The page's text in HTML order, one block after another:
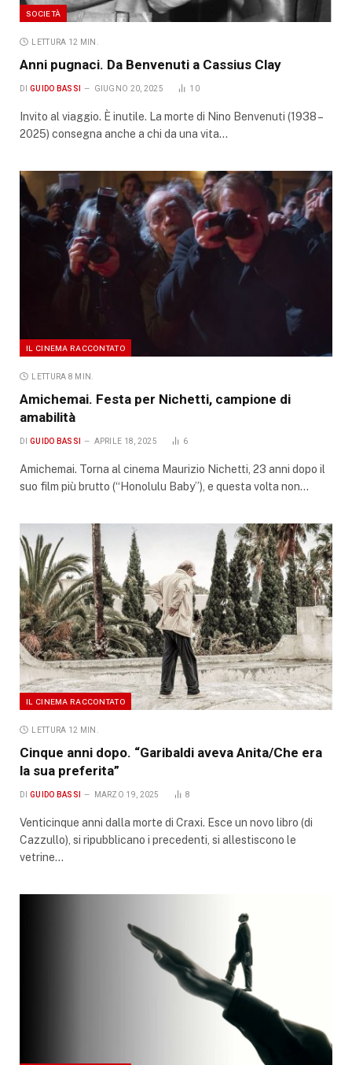
SOCIETÀ
LETTURA 12 MIN.
Anni pugnaci. Da Benvenuti a Cassius Clay
DI GUIDO BASSI GIUGNO 20, 2025 10
Invito al viaggio. È inutile. La morte di Nino Benvenuti (1938 –
2025) consegna anche a chi da una vita…
IL CINEMA RACCONTATO
LETTURA 8 MIN.
Amichemai. Festa per Nichetti, campione di
amabilità
DI GUIDO BASSI APRILE 18, 2025 6
Amichemai. Torna al cinema Maurizio Nichetti, 23 anni dopo il
suo film più brutto (“Honolulu Baby”), e questa volta non…
IL CINEMA RACCONTATO
LETTURA 12 MIN.
Cinque anni dopo. “Garibaldi aveva Anita/Che era
la sua preferita”
DI GUIDO BASSI MARZO 19, 2025 8
Venticinque anni dalla morte di Craxi. Esce un novo libro (di
Cazzullo), si ripubblicano i precedenti, si allestiscono le
vetrine…